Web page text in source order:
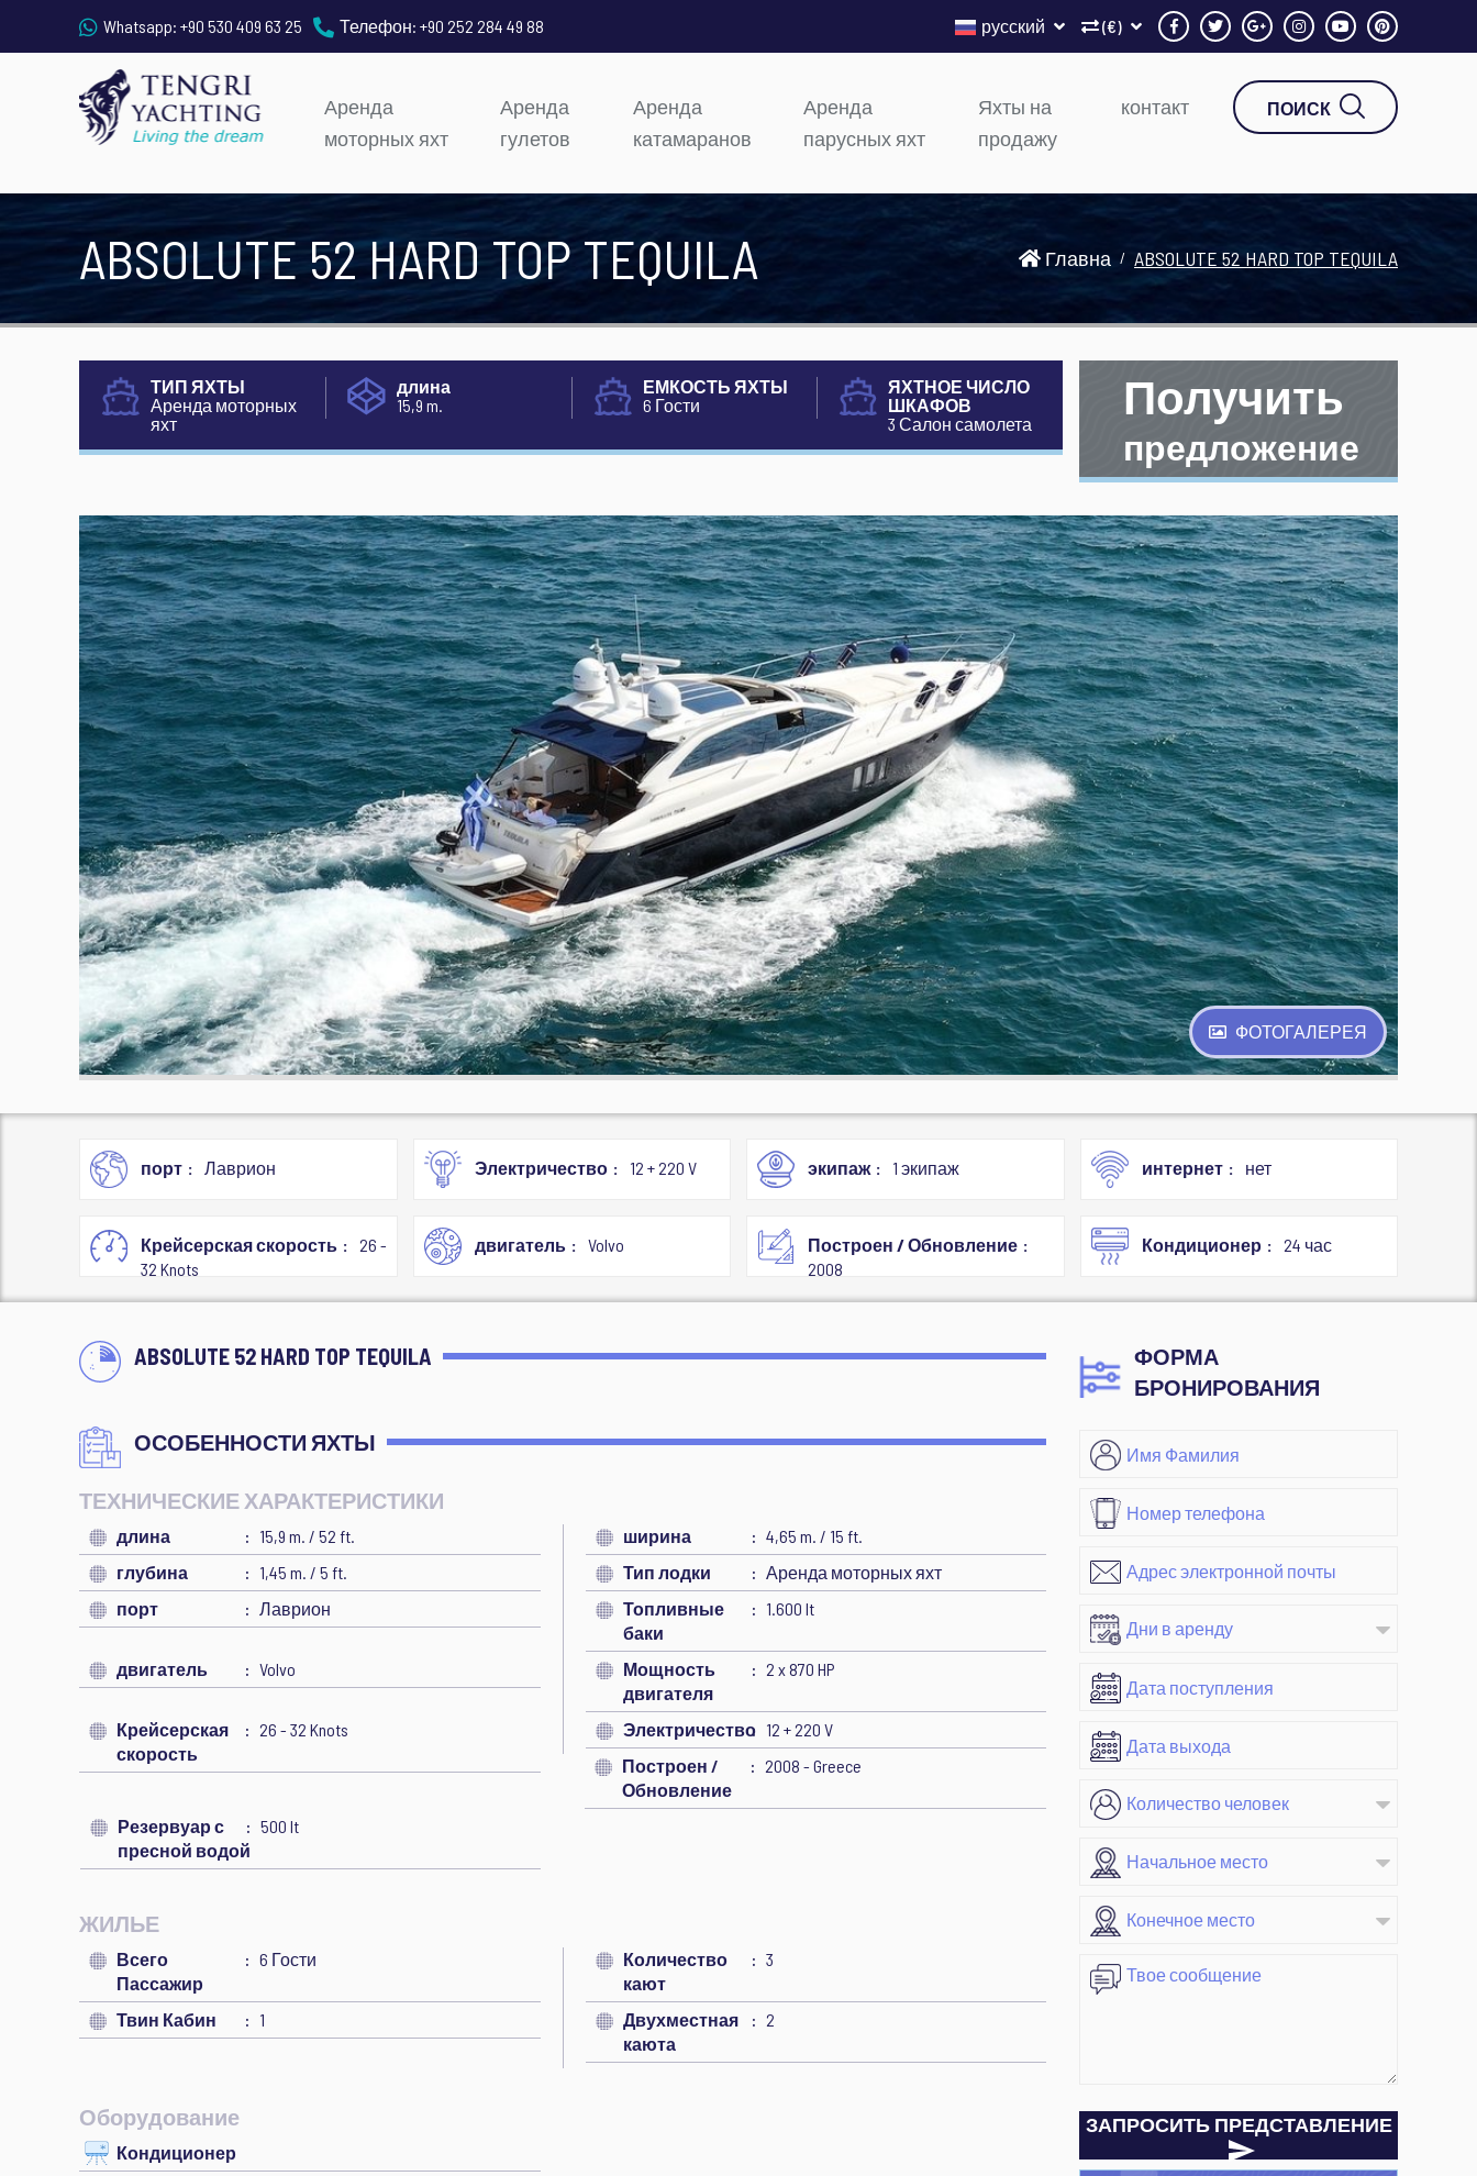
Whatsapp: +90 530 409 63 25 Телефон: +90 252 284 49 88 (€)
русский
Аренда
моторных яхт
Аренда
гулетов
Аренда
катамаранов
Аренда
парусных яхт
Яхты на
продажу
контакт ПОИСК
ABSOLUTE 52 HARD TOP TEQUILA Главна ABSOLUTE 52 HARD TOP TEQUILA
ТИП ЯХТЫ
Аренда моторных
яхт
длина
15,9 m.
ЕМКОСТЬ ЯХТЫ
6 Гости
ЯХТНОЕ ЧИСЛО
ШКАФОВ
3 Салон самолета
Получить
предложение
ФОТОГАЛЕРЕЯ
порт Лаврион Электричество 12 + 220 V экипаж 1 экипаж интернет нет
Крейсерская скорость
26 -
32 Knots
двигатель Volvo
Построен / Обновление
2008
Кондиционер 24 час
ABSOLUTE 52 HARD TOP TEQUILA
ОСОБЕННОСТИ ЯХТЫ
ТЕХНИЧЕСКИЕ ХАРАКТЕРИСТИКИ
длина 15,9 m. / 52 ft. ширина
4,65 m. / 15 ft.
глубина
1,45 m. / 5 ft. Тип лодки
Аренда моторных яхт
порт
Лаврион
Топливные
баки
1.600 lt
двигатель Volvo
Мощность
двигателя
2 x 870 HP
Крейсерская
скорость
26 - 32 Knots Электричество 12 + 220 V
Построен /
Обновление
2008 - Greece
Резервуар с
пресной водой
500 lt
ЖИЛЬЕ
Всего
Пассажир
6 Гости
Количество
кают
3
Твин Кабин 1
Двухместная
каюта
2
Оборудование
Кондиционер
ФОРМА
БРОНИРОВАНИЯ
ЗАПРОСИТЬ ПРЕДСТАВЛЕНИЕ